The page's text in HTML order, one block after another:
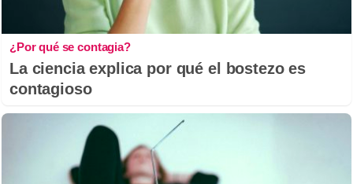
¿Por qué se contagia?
La ciencia explica por qué el bostezo es
contagioso